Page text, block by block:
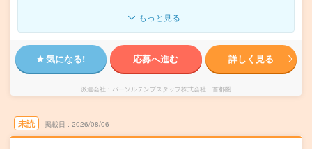
もっと見る
気になる! 応募へ進む 詳しく見る
派遣会社 パーソルテンプスタッフ株式会社 首都圏
未読 掲載日 2026/08/06